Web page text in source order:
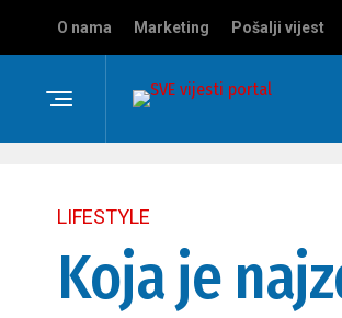
O nama Marketing Pošalji vijest
LIFESTYLE
Koja je